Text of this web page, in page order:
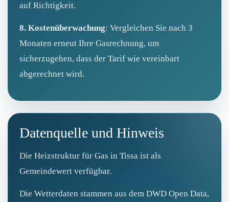
auf Richtigkeit.
8. Kostenüberwachung: Vergleichen Sie nach 3
Monaten erneut Ihre Gasrechnung, um
sicherzugehen, dass der Tarif wie vereinbart
abgerechnet wird.
Datenquelle und Hinweis
Die Heizstruktur für Gas in Tissa ist als
Gemeindewert verfügbar.
Die Wetterdaten stammen aus dem DWD Open Data,